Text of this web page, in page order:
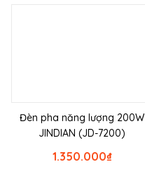
Đèn pha năng lượng 200W
JINDIAN (JD-7200)
₫
1.350.000